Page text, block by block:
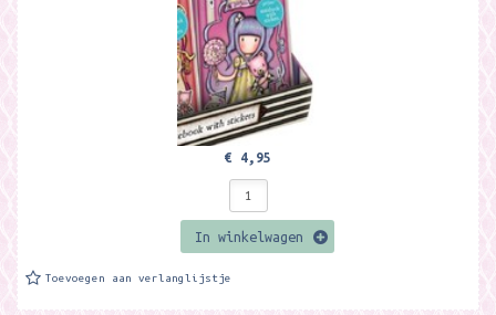
€ 4,95
In winkelwagen
Toevoegen aan verlanglijstje